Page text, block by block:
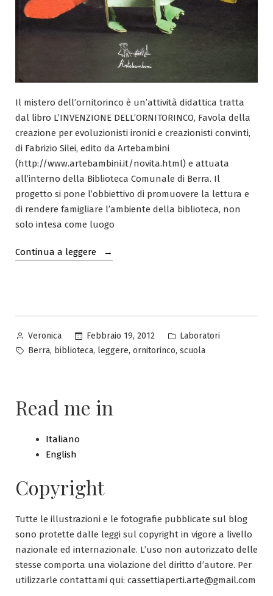
Il mistero dell’ornitorinco è un’attività didattica tratta
dal libro L’INVENZIONE DELL’ORNITORINCO, Favola della
creazione per evoluzionisti ironici e creazionisti convinti,
di Fabrizio Silei, edito da Artebambini
(http://www.artebambini.it/novita.html) e attuata
all’interno della Biblioteca Comunale di Berra. Il
progetto si pone l’obbiettivo di promuovere la lettura e
di rendere famigliare l’ambiente della biblioteca, non
solo intesa come luogo
Continua a leggere
“Il
Pubblicato
da
Veronica Febbraio 19, 2012
Pubblicato
in
Laboratori
Tag:
Berra, biblioteca, leggere, ornitorinco, scuola
Read me in
Italiano
English
Copyright
Tutte le illustrazioni e le fotografie pubblicate sul blog
sono protette dalle leggi sul copyright in vigore a livello
nazionale ed internazionale. L’uso non autorizzato delle
stesse comporta una violazione del diritto d’autore. Per
utilizzarle contattami qui: cassettiaperti.arte@gmail.com